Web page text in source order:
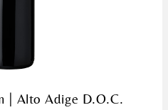
| Alto Adige D.O.C.